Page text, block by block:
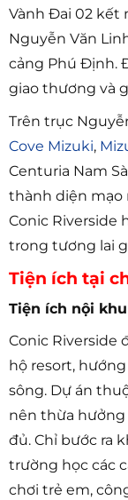
Vành Đai 02 kết
Nguyễn Văn
cảng Phú Định.
giao thương và
Trên trục
Cove Mizuki,
Centuria Nam
thành diện mạo
Conic
trong tương lai
Tiện ích tại
Tiện ích nội
Conic Riverside
hộ resort,
sông. Dự án
nên thừa
đủ. Chỉ bước ra
trường học các
chơi trẻ em,